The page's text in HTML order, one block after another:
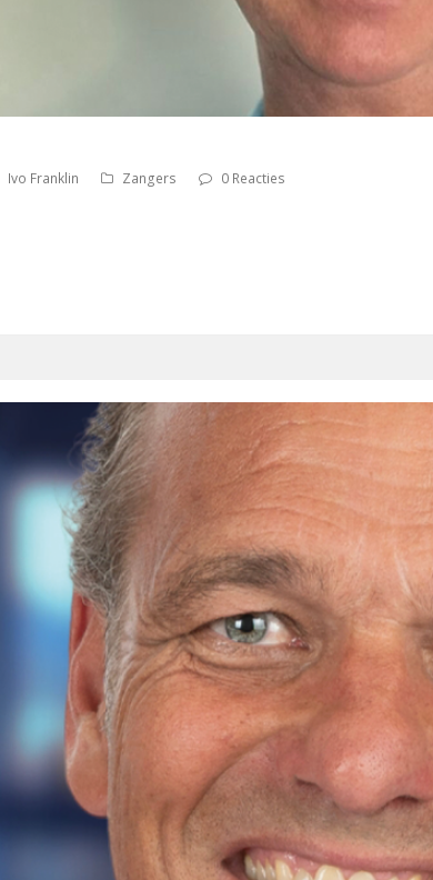
Ivo Franklin Zangers 0 Reacties